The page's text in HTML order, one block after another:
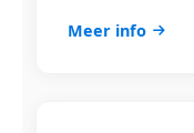
Meer info